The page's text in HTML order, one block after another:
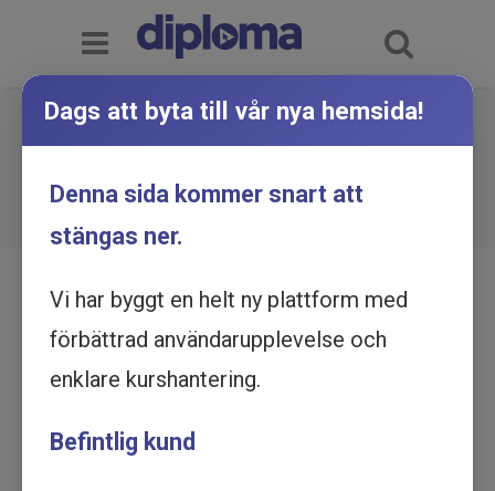
Utbildning online
Bli inte hackad - Skydd mot cyberhot och
Dags att byta till vår nya hemsida!
Denna sida kommer snart att
stängas ner.
Vi har byggt en helt ny plattform med
förbättrad användarupplevelse och
enklare kurshantering.
Befintlig kund